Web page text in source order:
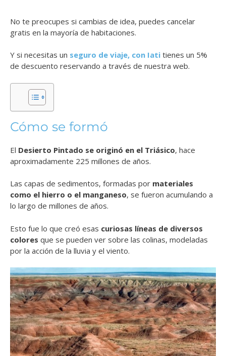
No te preocupes si cambias de idea, puedes cancelar
gratis en la mayoría de habitaciones.
Y si necesitas un seguro de viaje, con Iati tienes un 5%
de descuento reservando a través de nuestra web.
Cómo se formó
El Desierto Pintado se originó en el Triásico, hace
aproximadamente 225 millones de años.
Las capas de sedimentos, formadas por materiales
como el hierro o el manganeso, se fueron acumulando a
lo largo de millones de años.
Esto fue lo que creó esas curiosas líneas de diversos
colores que se pueden ver sobre las colinas, modeladas
por la acción de la lluvia y el viento.